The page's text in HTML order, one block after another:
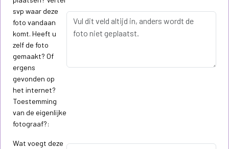
svp waar deze
foto vandaan
komt. Heeft u
zelf de foto
gemaakt? Of
ergens
gevonden op
het internet?
Toestemming
van de eigenlijke
fotograaf?:
Wat voegt deze